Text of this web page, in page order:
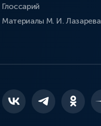
Глоссарий
Материалы М. И. Лазарева